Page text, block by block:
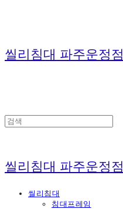
씰리침대 파주운정점
씰리침대 파주운정점
씰리침대
침대프레임